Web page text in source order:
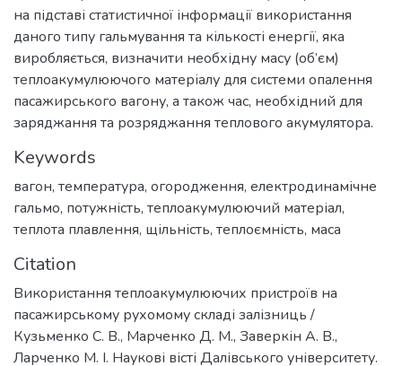
на підставі статистичної інформації використання
даного типу гальмування та кількості енергії, яка
виробляється, визначити необхідну масу (об’єм)
теплоакумулюючого матеріалу для системи опалення
пасажирського вагону, а також час, необхідний для
заряджання та розряджання теплового акумулятора.
Keywords
вагон, температура, огородження, електродинамічне
гальмо, потужність, теплоакумулюючий матеріал,
теплота плавлення, щільність, теплоємність, маса
Citation
Використання теплоакумулюючих пристроїв на
пасажирському рухомому складі залізниць /
Кузьменко С. В., Марченко Д. М., Заверкін А. В.,
Ларченко М. І. Наукові вісті Далівського університету.